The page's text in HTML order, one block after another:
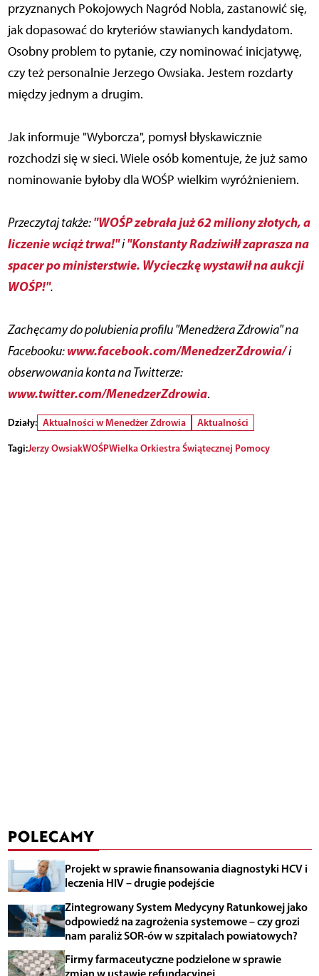
przyznanych Pokojowych Nagród Nobla, zastanowić się,
jak dopasować do kryteriów stawianych kandydatom.
Osobny problem to pytanie, czy nominować inicjatywę,
czy też personalnie Jerzego Owsiaka. Jestem rozdarty
między jednym a drugim.
Jak informuje "Wyborcza", pomysł błyskawicznie
rozchodzi się w sieci. Wiele osób komentuje, że już samo
nominowanie byłoby dla WOŚP wielkim wyróżnieniem.
Przeczytaj także:"WOŚP zebrała już 62 miliony złotych, a
liczenie wciąż trwa!"i"Konstanty Radziwiłł zaprasza na
spacer po ministerstwie. Wycieczkę wystawił na aukcji
WOŚP!".
Zachęcamy do polubienia profilu "Menedżera Zdrowia" na
Facebooku:www.facebook.com/MenedzerZdrowia/i
obserwowania konta na Twitterze:
www.twitter.com/MenedzerZdrowia.
Działy: Aktualności w Menedżer Zdrowia
Aktualności
Tagi:Jerzy OwsiakWOŚPWielka Orkiestra Świątecznej Pomocy
POLECAMY
Projekt w sprawie finansowania diagnostyki HCV i
leczenia HIV – drugie podejście
Zintegrowany System Medycyny Ratunkowej jako
odpowiedź na zagrożenia systemowe – czy grozi
nam paraliż SOR-ów w szpitalach powiatowych?
Firmy farmaceutyczne podzielone w sprawie